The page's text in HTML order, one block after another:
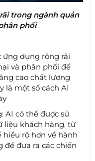
trong ngành quản
phối
ứng dụng rộng rãi
và phân phối để
cao chất lượng
là một số cách AI
AI có thể được sử
liệu khách hàng, từ
hiểu rõ hơn về hành
để đưa ra các chiến